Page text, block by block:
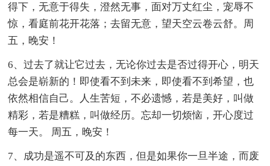
得下，无意于得失，澄然无事，面对万丈红尘，宠辱不
惊，看庭前花开花落；去留无意，望天空云卷云舒。周
五，晚安！
6、过去了就让它过去，无论你过去是否过得开心，明天
总会是崭新的！即使看不到未来，即使看不到希望，也
依然相信自己。人生苦短，不必遗憾，若是美好，叫做
精彩，若是糟糕，叫做经历。忘却一切烦恼，开心度过
每一天。 周五，晚安！
7、成功是遥不可及的东西，但是如果你一旦半途，而废